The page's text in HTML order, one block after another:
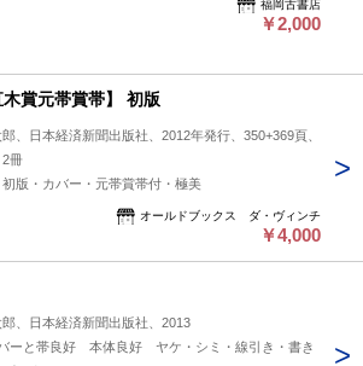
福岡古書店
￥2,000
賞元帯賞帯】 初版
、日本経済新聞出版社、2012年発行、350+369頁、
2冊
初版・カバー・元帯賞帯付・極美
オールドブックス ダ・ヴィンチ
￥4,000
、日本経済新聞出版社、2013
ーと帯良好 本体良好 ヤケ・シミ・線引き・書き